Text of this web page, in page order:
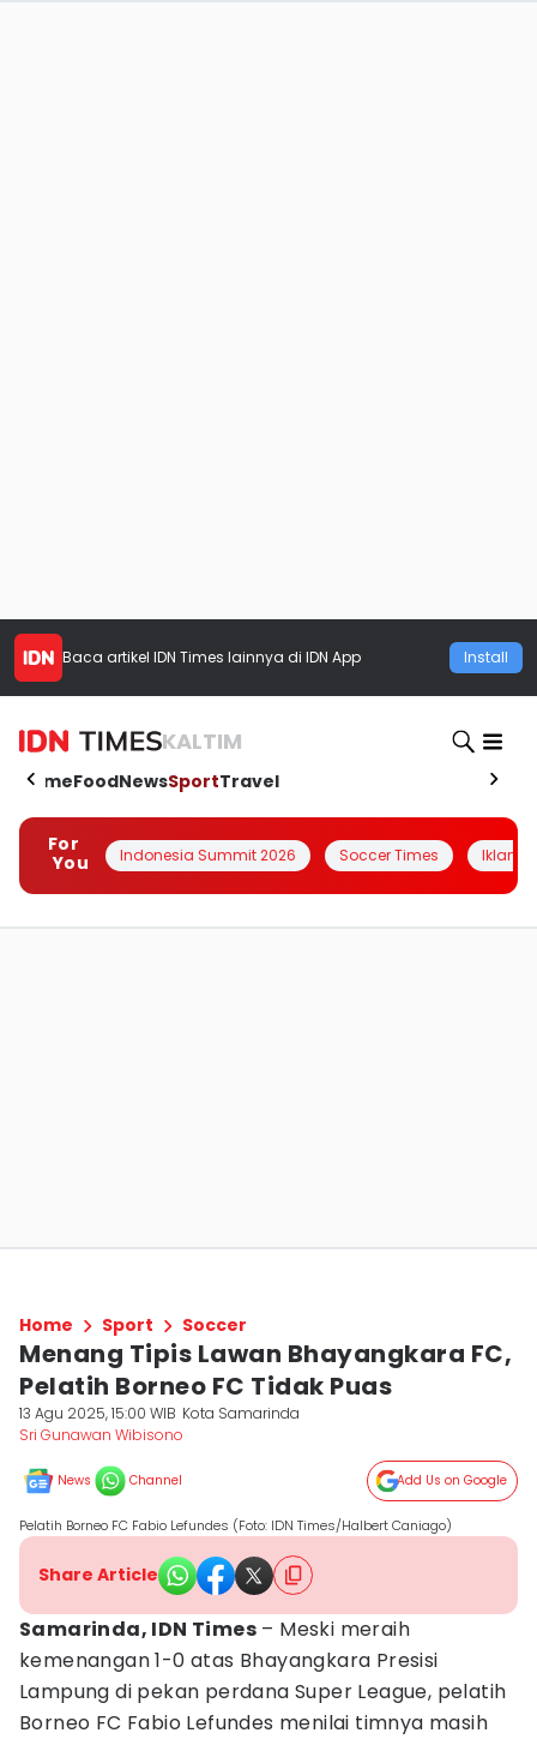
Baca artikel IDN Times lainnya di IDN App Install
KALTIM
HomeFoodNewsSportTravel
For
You
Indonesia Summit 2026 Soccer Times Iklanin
Home Sport Soccer
Menang Tipis Lawan Bhayangkara FC,
Pelatih Borneo FC Tidak Puas
13 Agu 2025, 15:00 WIB Kota Samarinda
Sri Gunawan Wibisono
News Channel Add Us on Google
Pelatih Borneo FC Fabio Lefundes (Foto: IDN Times/Halbert Caniago)
Share Article
Samarinda, IDN Times – Meski meraih
kemenangan 1-0 atas Bhayangkara Presisi
Lampung di pekan perdana Super League, pelatih
Borneo FC Fabio Lefundes menilai timnya masih